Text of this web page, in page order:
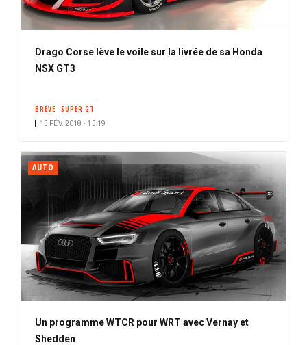
Drago Corse lève le voile sur la livrée de sa Honda
NSX GT3
BRÈVE SUPER GT
15 FÉV. 2018 • 15:19
AUTO
Un programme WTCR pour WRT avec Vernay et
Shedden